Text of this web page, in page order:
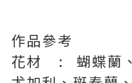
作品參考
花材 : 蝴蝶蘭、